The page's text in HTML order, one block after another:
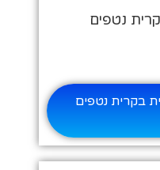
נטפים
בקרית נטפים